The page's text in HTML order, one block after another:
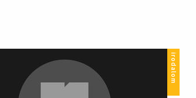
irodalom